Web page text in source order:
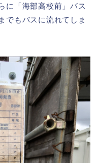
に「海部高校前」バス
でもバスに流れてしま